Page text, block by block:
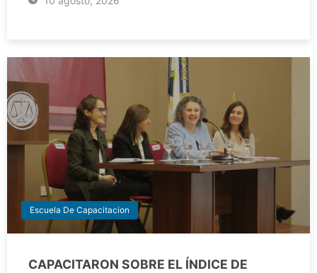
Escuela De Capacitacion
CAPACITARON SOBRE EL ÍNDICE DE